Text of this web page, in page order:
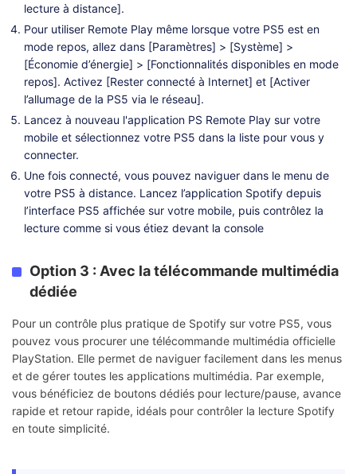
lecture à distance].
Pour utiliser Remote Play même lorsque votre PS5 est en
mode repos, allez dans [Paramètres] > [Système] >
[Économie d’énergie] > [Fonctionnalités disponibles en mode
repos]. Activez [Rester connecté à Internet] et [Activer
l’allumage de la PS5 via le réseau].
Lancez à nouveau l'application PS Remote Play sur votre
mobile et sélectionnez votre PS5 dans la liste pour vous y
connecter.
Une fois connecté, vous pouvez naviguer dans le menu de
votre PS5 à distance. Lancez l’application Spotify depuis
l’interface PS5 affichée sur votre mobile, puis contrôlez la
lecture comme si vous étiez devant la console
Option 3 : Avec la télécommande multimédia
dédiée
Pour un contrôle plus pratique de Spotify sur votre PS5, vous
pouvez vous procurer une télécommande multimédia officielle
PlayStation. Elle permet de naviguer facilement dans les menus
et de gérer toutes les applications multimédia. Par exemple,
vous bénéficiez de boutons dédiés pour lecture/pause, avance
rapide et retour rapide, idéals pour contrôler la lecture Spotify
en toute simplicité.